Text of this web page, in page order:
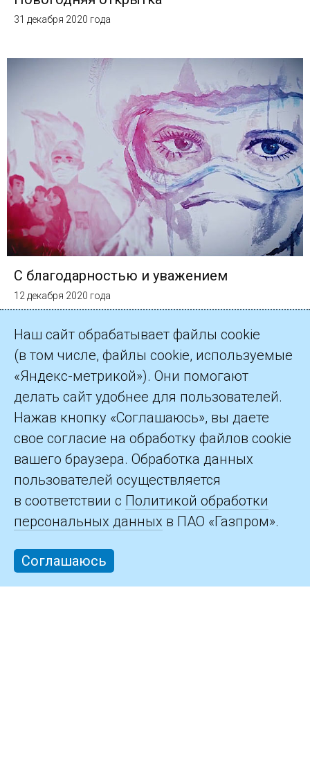
31 декабря 2020 года
С благодарностью и уважением
12 декабря 2020 года
©2026 ПАО «Газпром»
Контакты
Наш сайт обрабатывает файлы cookie
(в том числе, файлы cookie, используемые
«Яндекс-метрикой»). Они помогают
делать сайт удобнее для пользователей.
Нажав кнопку «Соглашаюсь», вы даете
свое согласие на обработку файлов cookie
вашего браузера. Обработка данных
пользователей осуществляется
в соответствии с Политикой обработки
персональных данных в ПАО «Газпром».
Соглашаюсь